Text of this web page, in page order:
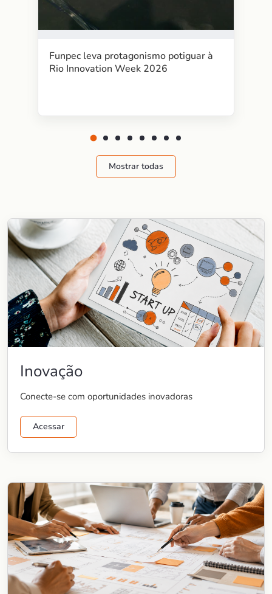
Funpec leva protagonismo potiguar à
Rio Innovation Week 2026
Mostrar todas
Inovação
Conecte-se com oportunidades inovadoras
Acessar